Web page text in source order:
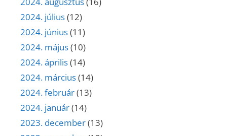
2024. július(12)
2024. június(11)
2024. május(10)
2024. április(14)
2024. március(14)
2024. február(13)
2024. január(14)
2023. december(13)